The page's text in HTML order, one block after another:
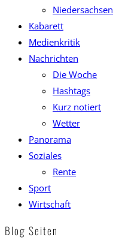
Niedersachsen
Kabarett
Medienkritik
Nachrichten
Die Woche
Hashtags
Kurz notiert
Wetter
Panorama
Soziales
Rente
Sport
Wirtschaft
Blog Seiten